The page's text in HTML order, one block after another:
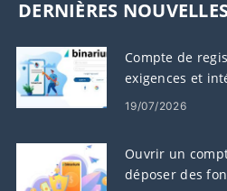
DERNIÈRES
Compte de
exigences et
19/07/2026
Ouvrir un
déposer des